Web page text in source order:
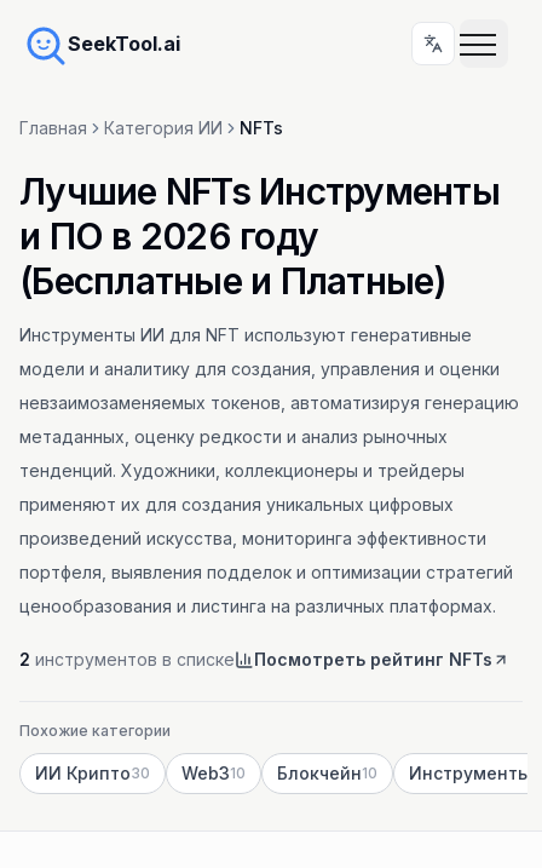
SeekTool.ai
Главная Категория ИИ NFTs
Лучшие NFTs Инструменты
и ПО в 2026 году
(Бесплатные и Платные)
Инструменты ИИ для NFT используют генеративные
модели и аналитику для создания, управления и оценки
невзаимозаменяемых токенов, автоматизируя генерацию
метаданных, оценку редкости и анализ рыночных
тенденций. Художники, коллекционеры и трейдеры
применяют их для создания уникальных цифровых
произведений искусства, мониторинга эффективности
портфеля, выявления подделок и оптимизации стратегий
ценообразования и листинга на различных платформах.
2 инструментов в списке Посмотреть рейтинг NFTs
Похожие категории
ИИ Крипто30 Web310 Блокчейн10